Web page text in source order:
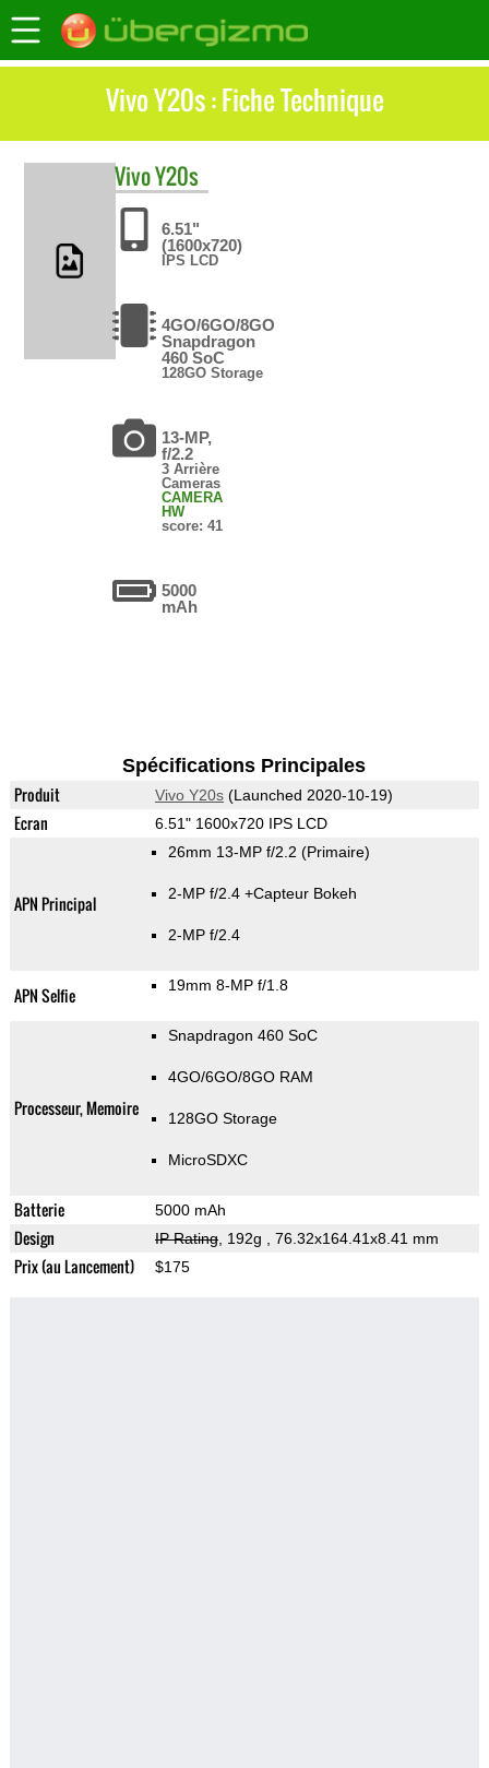
Vivo Y20s : Fiche Technique
VivoY20s
6.51"
(1600x720)
IPS LCD
4GO/6GO/8GO
Snapdragon
460 SoC
128GO Storage
13-MP,
f/2.2
3 Arrière
Cameras
CAMERA
HW
score: 41
5000
mAh
Spécifications Principales
Produit Vivo Y20s(Launched 2020-10-19)
Ecran 6.51" 1600x720 IPS LCD
APN Principal
26mm 13-MP f/2.2 (Primaire)
2-MP f/2.4 +Capteur Bokeh
2-MP f/2.4
APN Selfie 19mm 8-MP f/1.8
Processeur, Memoire
Snapdragon 460 SoC
4GO/6GO/8GO RAM
128GO Storage
MicroSDXC
Batterie 5000 mAh
Design IP Rating, 192g , 76.32x164.41x8.41 mm
Prix (au Lancement) $175